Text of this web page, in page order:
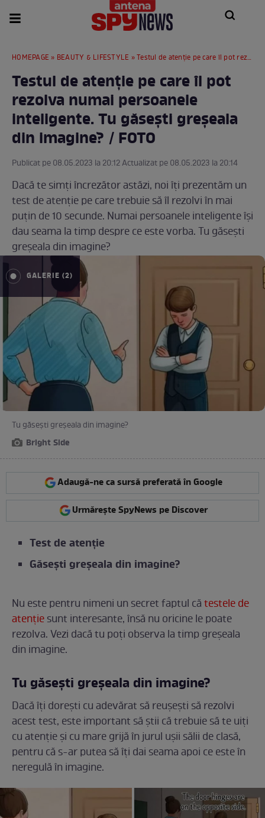
HOMEPAGE » BEAUTY & LIFESTYLE » Testul de atenție pe care îl pot rezolva numai persoanele inteligente. Tu găsești greșeala din imagine? / FOTO
Testul de atenție pe care îl pot
rezolva numai persoanele
inteligente. Tu găsești greșeala
din imagine? / FOTO
Publicat pe 08.05.2023 la 20:12 Actualizat pe 08.05.2023 la 20:14
Dacă te simți încrezător astăzi, noi îți prezentăm un
test de atenție pe care trebuie să îl rezolvi în mai
puțin de 10 secunde. Numai persoanele inteligente își
dau seama la timp despre ce este vorba. Tu găsești
greșeala din imagine?
GALERIE (2)
Tu găsești greșeala din imagine?
Bright Side
Adaugă-ne ca sursă preferată în Google
Urmărește SpyNews pe Discover
Test de atenție
Găsești greșeala din imagine?
Nu este pentru nimeni un secret faptul cătestele de
atențiesunt interesante, însă nu oricine le poate
rezolva. Vezi dacă tu poți observa la timp greșeala
din imagine.
Tu găsești greșeala din imagine?
Dacă îți dorești cu adevărat să reușești să rezolvi
acest test, este important să știi că trebuie să te uiți
cu atenție și cu mare grijă în jurul ușii sălii de clasă,
pentru că s-ar putea să îți dai seama apoi ce este în
neregulă în imagine.